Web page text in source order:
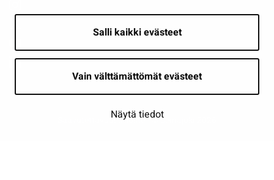
Salli kaikki evästeet
Vain välttämättömät evästeet
Näytä tiedot
Saavutettavuusseloste | © Seinäjoki 2026